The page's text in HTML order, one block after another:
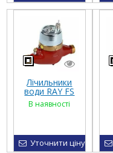
Лічильники
води RAY FS
MT Dn 15 - 50
(Німеччина)
В наявності
Уточнити ціну